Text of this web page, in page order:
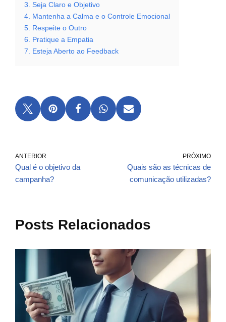
3. Seja Claro e Objetivo
4. Mantenha a Calma e o Controle Emocional
5. Respeite o Outro
6. Pratique a Empatia
7. Esteja Aberto ao Feedback
ANTERIOR
Qual é o objetivo da
campanha?
PRÓXIMO
Quais são as técnicas de
comunicação utilizadas?
Posts Relacionados